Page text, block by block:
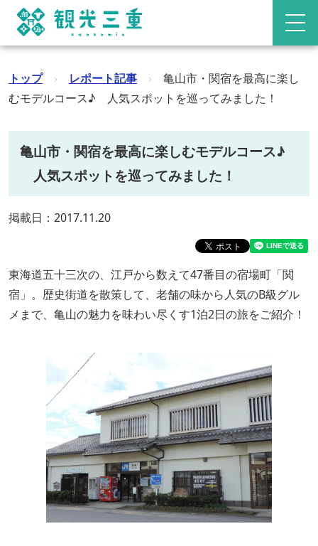
トップ › レポート記事 ›
亀山市・関宿を最高に楽し
むモデルコース♪ 人気スポットを巡ってみました！
亀山市・関宿を最高に楽しむモデルコース♪
人気スポットを巡ってみました！
掲載日：2017.11.20
東海道五十三次の、江戸から数えて47番目の宿場町「関
宿」。歴史街道を散策して、老舗の味から人気のB級グル
メまで、亀山の魅力を味わい尽くす1泊2日の旅をご紹介！